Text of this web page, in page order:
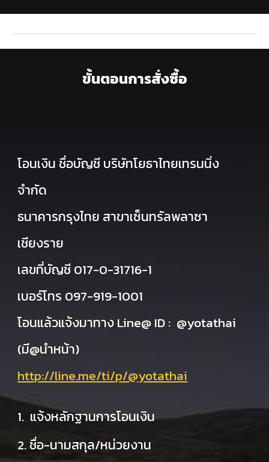
ขั้นตอนการสั่งซื้อ
โอนเงิน ชื่อบัญชี บริษัทโยธาไทยเทรนนิ่ง
จำกัด
ธนาคารกรุงไทย สาขาเซ็นทรัลพลาซา
เชียงราย
เลขที่บัญชี 017-0-31716-1
เบอร์โทร 097-919-1001
โอนแล้วแจ้งมาทาง Line@ ID : @yotathai
(มี@นำหน้า)
http://line.me/ti/p/@yotathai
1. แจ้งหลักฐานการโอนเงิน
2. ชื่อ-นามสกุล/หน่วยงาน